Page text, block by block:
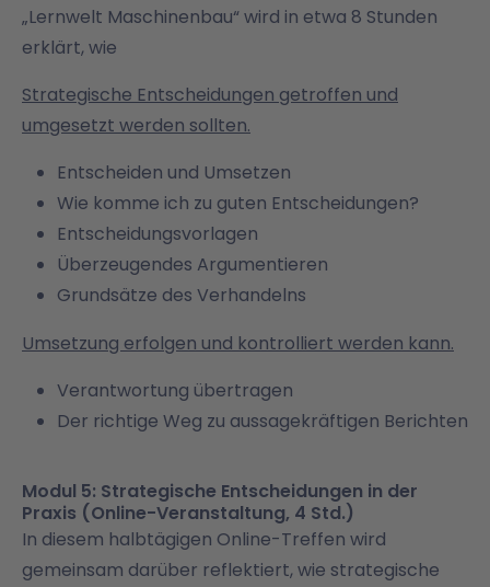
„Lernwelt Maschinenbau“ wird in etwa 8 Stunden
erklärt, wie
Strategische Entscheidungen getroffen und
umgesetzt werden sollten.
Entscheiden und Umsetzen
Wie komme ich zu guten Entscheidungen?
Entscheidungsvorlagen
Überzeugendes Argumentieren
Grundsätze des Verhandelns
Umsetzung erfolgen und kontrolliert werden kann.
Verantwortung übertragen
Der richtige Weg zu aussagekräftigen Berichten
Modul 5: Strategische Entscheidungen in der
Praxis (Online-Veranstaltung, 4 Std.)
In diesem halbtägigen Online-Treffen wird
gemeinsam darüber reflektiert, wie strategische